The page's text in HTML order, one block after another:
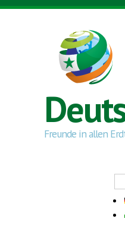
Direkt zum Inhalt
Freunde in allen